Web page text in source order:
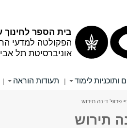
בית הספר לחינוך
הפקולטה למדעי
אוניברסיטת תל
ותוכניות לימוד | תעודות הוראה |
> פרופ' דינה תירוש
תירוש